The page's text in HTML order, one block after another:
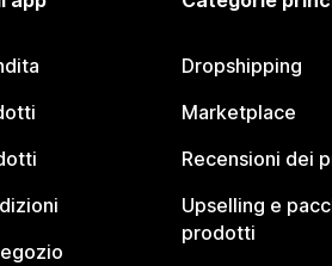
Dropshipping
Marketplace
Recensioni dei
Upselling e
prodotti